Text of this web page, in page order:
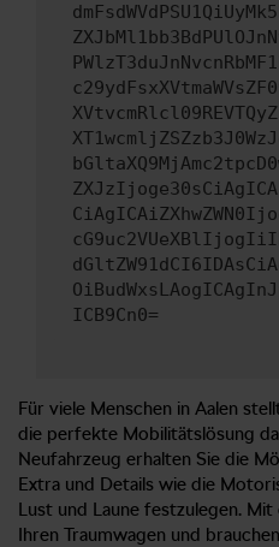
ICB9Cn0=
Für viele Menschen in Aalen
die perfekte Mobilitätslösung
Neufahrzeug erhalten Sie die
Extra und Details wie die
Lust und Laune festzulegen.
Ihren Traumwagen und